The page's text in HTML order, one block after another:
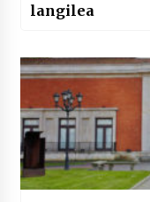
langilea